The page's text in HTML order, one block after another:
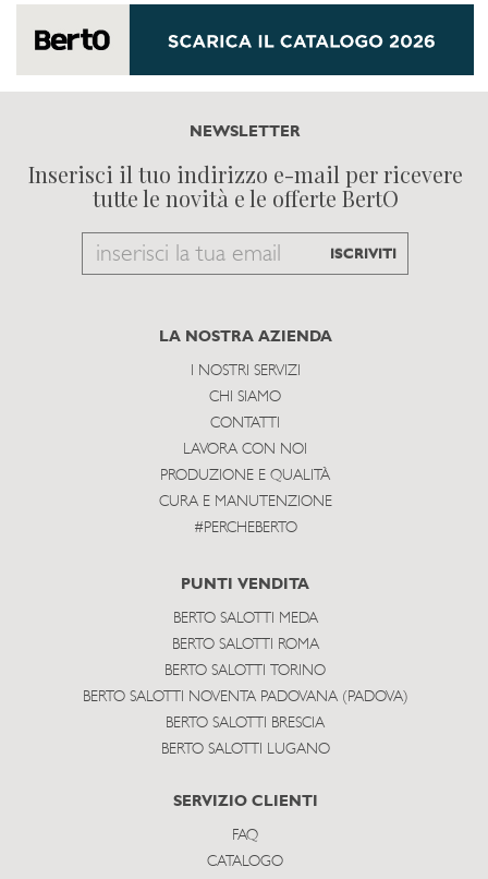
NEWSLETTER
Inserisci il tuo indirizzo e-mail per ricevere
tutte le novità e le offerte BertO
Email
subscribe
ISCRIVITI
LA NOSTRA AZIENDA
I NOSTRI SERVIZI
CHI SIAMO
CONTATTI
LAVORA CON NOI
PRODUZIONE E QUALITÀ
CURA E MANUTENZIONE
#PERCHEBERTO
PUNTI VENDITA
BERTO SALOTTI MEDA
BERTO SALOTTI ROMA
BERTO SALOTTI TORINO
BERTO SALOTTI NOVENTA PADOVANA (PADOVA)
BERTO SALOTTI BRESCIA
BERTO SALOTTI LUGANO
SERVIZIO CLIENTI
FAQ
CATALOGO